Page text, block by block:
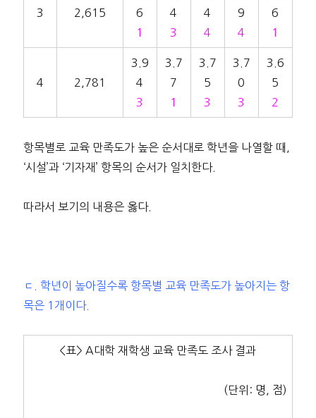
3 2,615
6
1
4
3
4
4
9
4
6
1
4 2,781
3.9
4
3
3.7
7
1
3.7
5
3
3.7
0
3
3.6
5
2
항목별로 교육 만족도가 높은 순서대로 학년을 나열할 때,
‘시설’과 ‘기자재’ 항목의 순서가 일치한다.
따라서 보기의 내용은 옳다.
ㄷ. 학년이 높아질수록 항목별 교육 만족도가 높아지는 항
목은 1개이다.
<표> A대학 재학생 교육 만족도 조사 결과
(단위: 명, 점)